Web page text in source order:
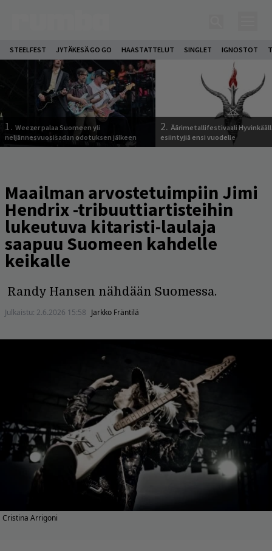
STEELFEST JYTÄKESÄ GO GO HAASTATTELUT SINGLET IGNOSTOT
1. Weezer palaa Suomeen yli
neljännesvuosisadan odotuksen jälkeen
2. Äärimetallifestivaali
esiintyjiä ensi vuodelle
Maailman arvostetuimpiin Jimi
Hendrix -tribuuttiartisteihin
lukeutuva kitaristi-laulaja
saapuu Suomeen kahdelle
keikalle
Randy Hansen nähdään Suomessa.
Julkaistu: 2.6.2026 15:58 Jarkko Fräntilä
Cristina Arrigoni